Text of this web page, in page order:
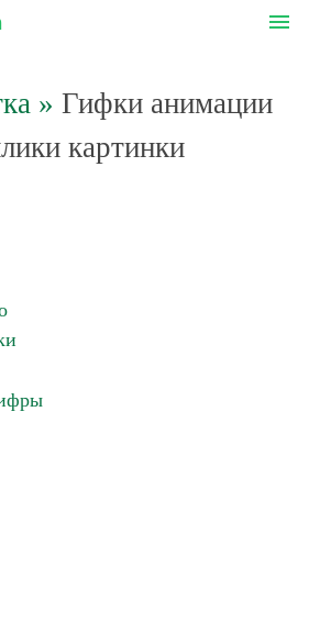
menu
» Гифки анимации
картинки